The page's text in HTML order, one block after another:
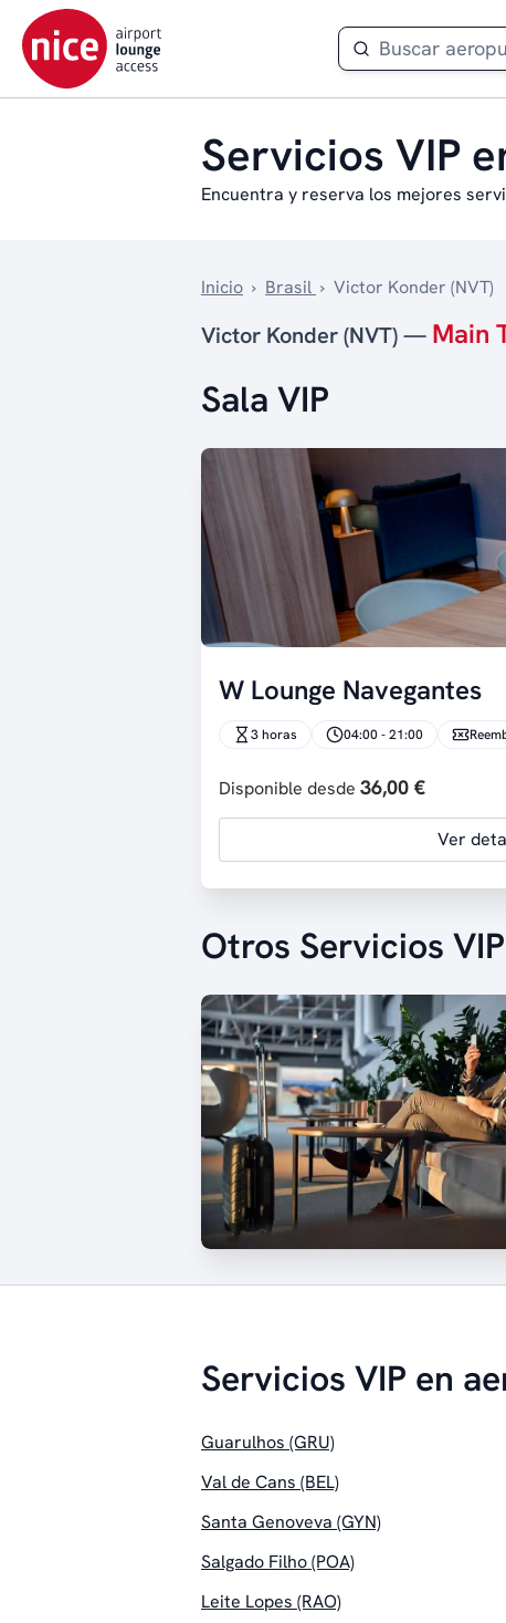
Servicios VIP
Encuentra y reserva los mejores
Inicio › Brasil › Victor Konder (NVT)
Victor Konder (NVT) — Main
Sala VIP
W Lounge Navegantes
3 horas 04:00 - 21:00
Disponible desde 36,00 €
Ver
Otros Servicios VIP
Servicios VIP en
Guarulhos (GRU)
Val de Cans (BEL)
Santa Genoveva (GYN)
Salgado Filho (POA)
Leite Lopes (RAO)